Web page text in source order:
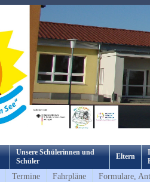
Unsere Schülerinnen und
Schüler
Eltern
Termine Fahrpläne Formulare,